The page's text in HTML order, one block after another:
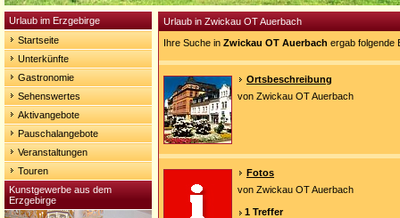
Urlaub im Erzgebirge
Startseite
Unterkünfte
Gastronomie
Sehenswertes
Aktivangebote
Pauschalangebote
Veranstaltungen
Touren
Kunstgewerbe aus dem
Erzgebirge
Urlaub in Zwickau OT Auerbach
Ihre Suche in Zwickau OT Auerbach ergab folgende
Ortsbeschreibung
von Zwickau OT Auerbach
Fotos
von Zwickau OT Auerbach
1 Treffer